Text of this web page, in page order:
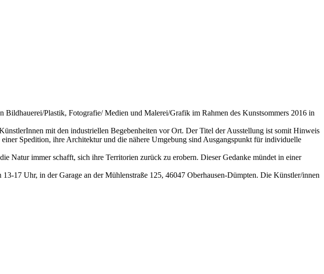
Plastik, Fotografie/ Medien und Malerei/Grafik im Rahmen des Kunstsommers 2016 in
mit den industriellen Begebenheiten vor Ort. Der Titel der Ausstellung ist somit Hinweis
Spedition, ihre Architektur und die nähere Umgebung sind Ausgangspunkt für individuelle
Natur immer schafft, sich ihre Territorien zurück zu erobern. Dieser Gedanke mündet in einer
17 Uhr, in der Garage an der Mühlenstraße 125, 46047 Oberhausen-Dümpten. Die Künstler/innen